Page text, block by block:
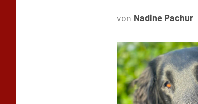
von Nadine Pachur